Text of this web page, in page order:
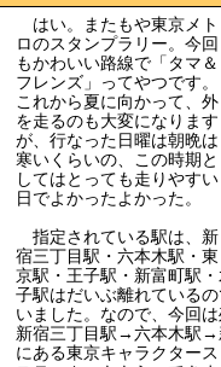
はい。またもや東京メト
ロのスタンプラリー。今回
もかわいい路線で「タマ＆
フレンズ」ってやつです。
これから夏に向かって、外
を走るのも大変になります
が、行なった日曜は朝晩は
寒いくらいの、この時期と
してはとっても走りやすい
日でよかったよかった。
指定されている駅は、新
宿三丁目駅・六本木駅・東
京駅・王子駅・新富町駅
子駅はだいぶ離れている
いました。なので、今回
新宿三丁目駅→六本木駅
にある東京キャラクター